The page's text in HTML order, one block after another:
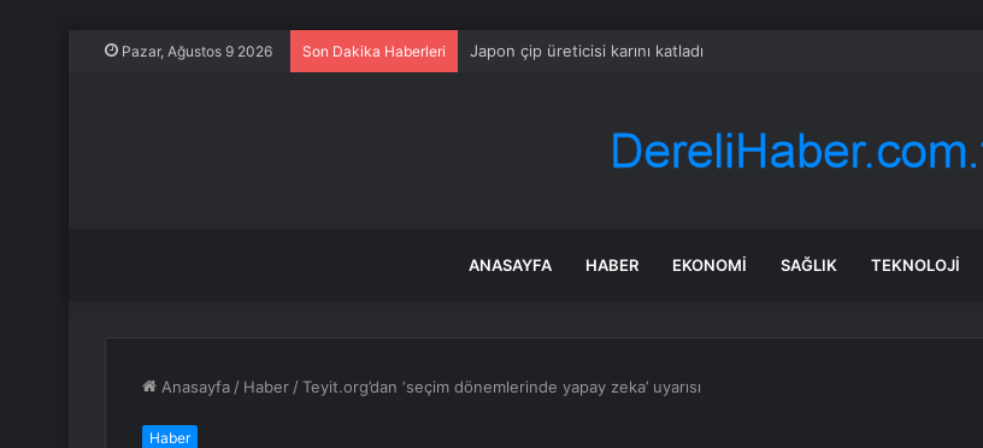
Pazar, Ağustos 9 2026 Son Dakika Haberleri Japon çip üreticisi karını katladı
ANASAYFA HABER EKONOMI SAĞLIK TEKNOLOJI
Anasayfa / Haber /Teyit.org’dan ‘seçim dönemlerinde yapay zeka’ uyarısı
Haber